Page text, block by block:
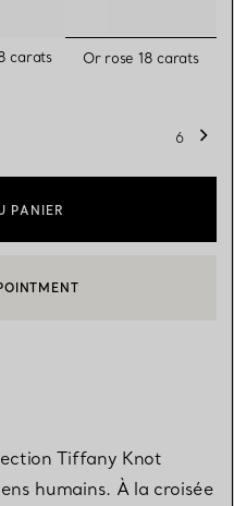
carats Or rose 18 carats
6
PANIER
CLIENT OU PRENDRE RENDEZ-
Tiffany Knot
humains. À la croisée